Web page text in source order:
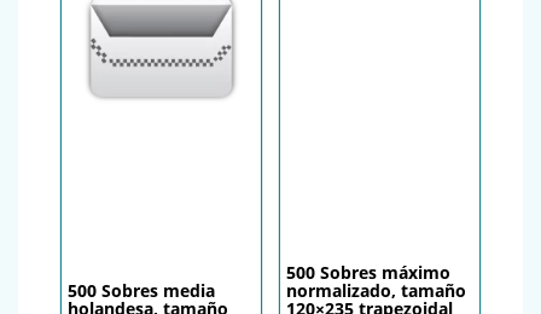
500 Sobres media
holandesa, tamaño
500 Sobres máximo
normalizado, tamaño
120×235 trapezoidal